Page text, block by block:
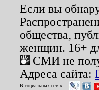
Если вы
общества,
женщин. 16+
СМИ не
Адреса сайта:
В социальных сетях: